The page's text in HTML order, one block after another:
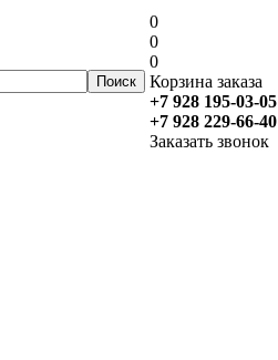
0
0
0
Корзина заказа
+7 928 195-03-05
+7 928 229-66-40
Заказать звонок